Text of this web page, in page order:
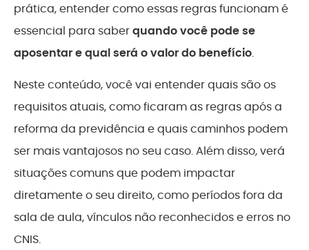
prática, entender como essas regras funcionam é
essencial para saberquando você pode se
aposentar e qual será o valor do benefício.
Neste conteúdo, você vai entender quais são os
requisitos atuais, como ficaram as regras após a
reforma da previdência e quais caminhos podem
ser mais vantajosos no seu caso. Além disso, verá
situações comuns que podem impactar
diretamente o seu direito, como períodos fora da
sala de aula, vínculos não reconhecidos e erros no
CNIS.